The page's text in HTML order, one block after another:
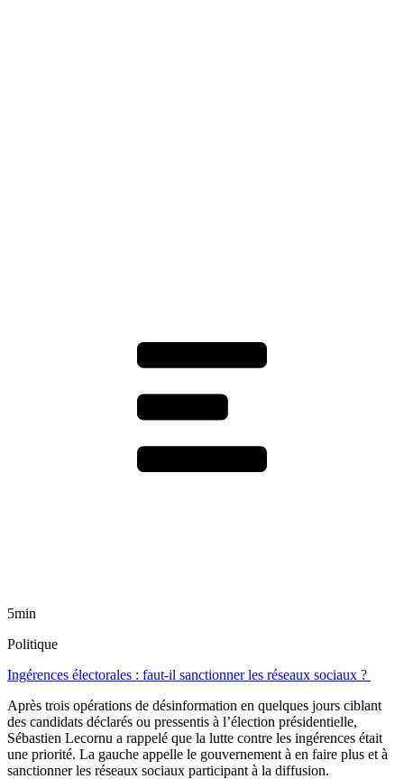
5min
Politique
Ingérences électorales : faut-il sanctionner les réseaux sociaux ?
Après trois opérations de désinformation en quelques jours ciblant
des candidats déclarés ou pressentis à l’élection présidentielle,
Sébastien Lecornu a rappelé que la lutte contre les ingérences était
une priorité. La gauche appelle le gouvernement à en faire plus et à
sanctionner les réseaux sociaux participant à la diffusion.